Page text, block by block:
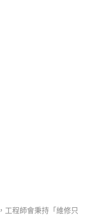
，工程師會秉持「維修只